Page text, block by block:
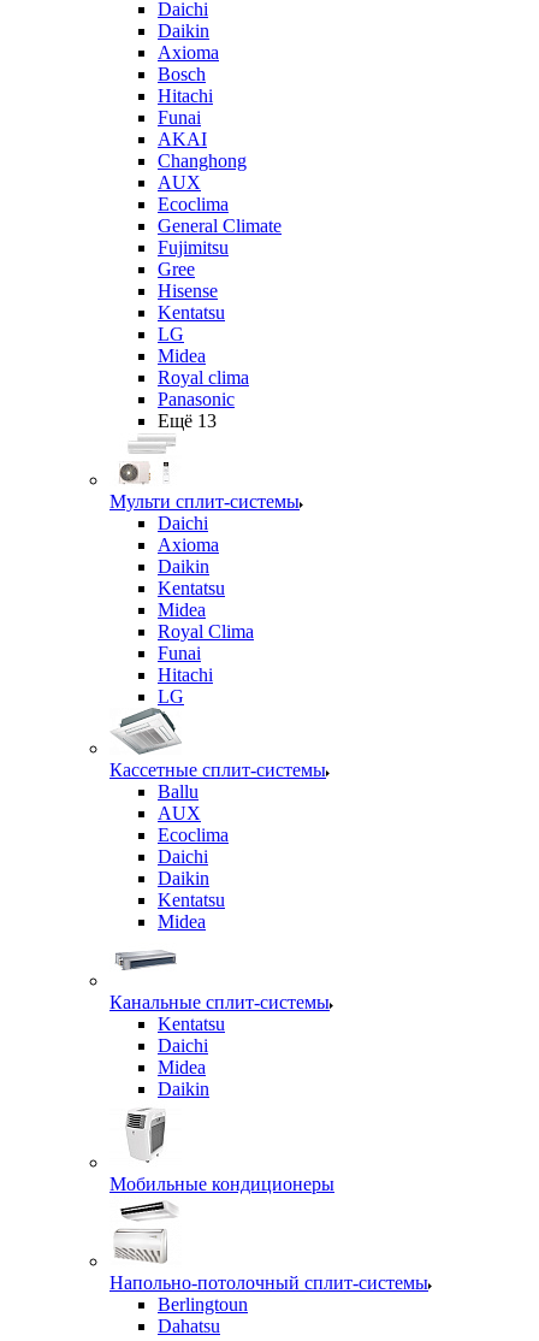
Daichi
Daikin
Axioma
Bosch
Hitachi
Funai
AKAI
Changhong
AUX
Ecoclima
General Climate
Fujimitsu
Gree
Hisense
Kentatsu
LG
Midea
Royal clima
Panasonic
Ещё 13
Мульти сплит-системы
Daichi
Axioma
Daikin
Kentatsu
Midea
Royal Clima
Funai
Hitachi
LG
Кассетные сплит-системы
Ballu
AUX
Ecoclima
Daichi
Daikin
Kentatsu
Midea
Канальные сплит-системы
Kentatsu
Daichi
Midea
Daikin
Мобильные кондиционеры
Напольно-потолочный сплит-системы
Berlingtoun
Dahatsu